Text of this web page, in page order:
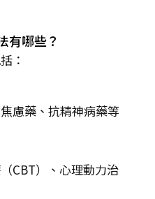
有哪些？
：
慮藥、抗精神病藥等
CBT）、心理動力治